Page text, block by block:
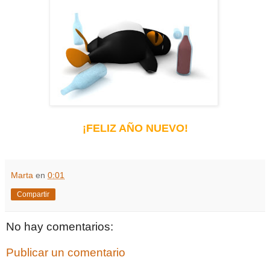
¡FELIZ AÑO NUEVO!
Marta en 0:01
Compartir
No hay comentarios:
Publicar un comentario